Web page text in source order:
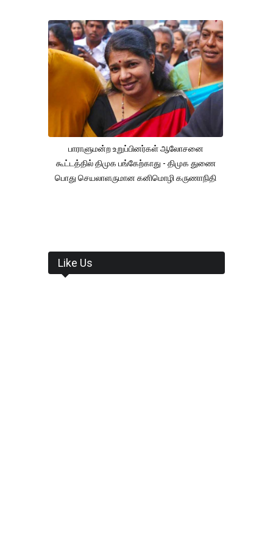
பாராளுமன்ற உறுப்பினர்கள் ஆலோசனை
கூட்டத்தில் திமுக பங்கேற்காது - திமுக துணை
பொது செயலாளருமான கனிமொழி கருணாநிதி
Like Us